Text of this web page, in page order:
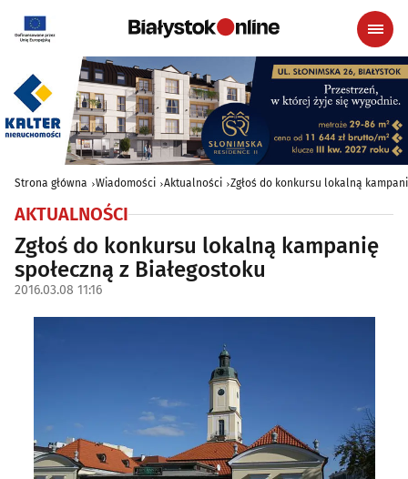
Strona główna Wiadomości Aktualności Zgłoś do konkursu lokalną
AKTUALNOŚCI
Zgłoś do konkursu lokalną kampanię
społeczną z Białegostoku
2016.03.08 11:16